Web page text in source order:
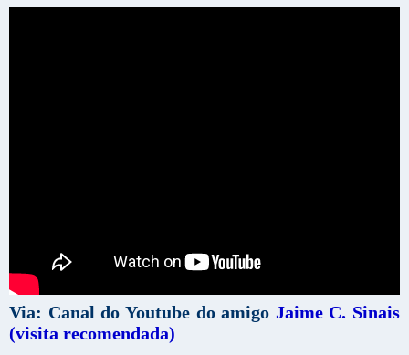
Via: Canal do Youtube do amigo Jaime C. Sinais
(visita recomendada)